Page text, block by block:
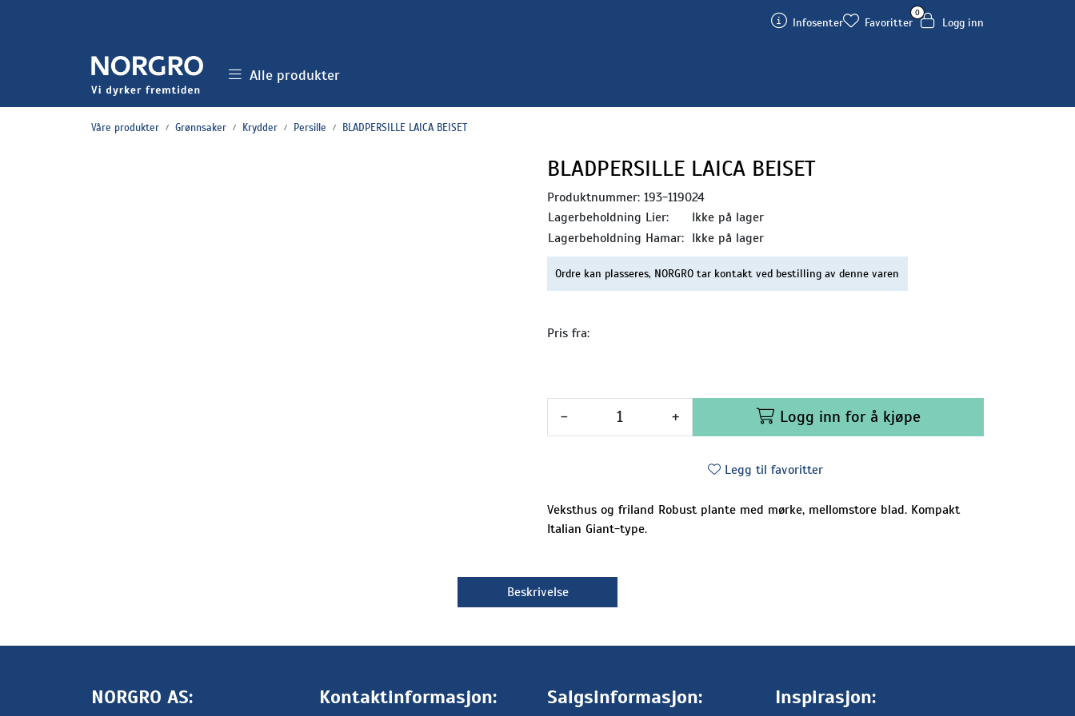
Infosenter
0
Favoritter Logg inn
Alle produkter
Våre produkter Grønnsaker Krydder Persille BLADPERSILLE LAICA BEISET
BLADPERSILLE LAICA BEISET
Produktnummer: 193-119024
Lagerbeholdning Lier:
Ikke på lager
Lagerbeholdning Hamar: Ikke på lager
Ordre kan plasseres, NORGRO tar kontakt ved bestilling av denne varen
Pris fra:
- + Logg inn for å kjøpe
Legg til favoritter
Veksthus og friland Robust plante med mørke, mellomstore blad. Kompakt
Italian Giant-type.
Beskrivelse
NORGRO AS: Kontaktinformasjon: Salgsinformasjon: Inspirasjon: